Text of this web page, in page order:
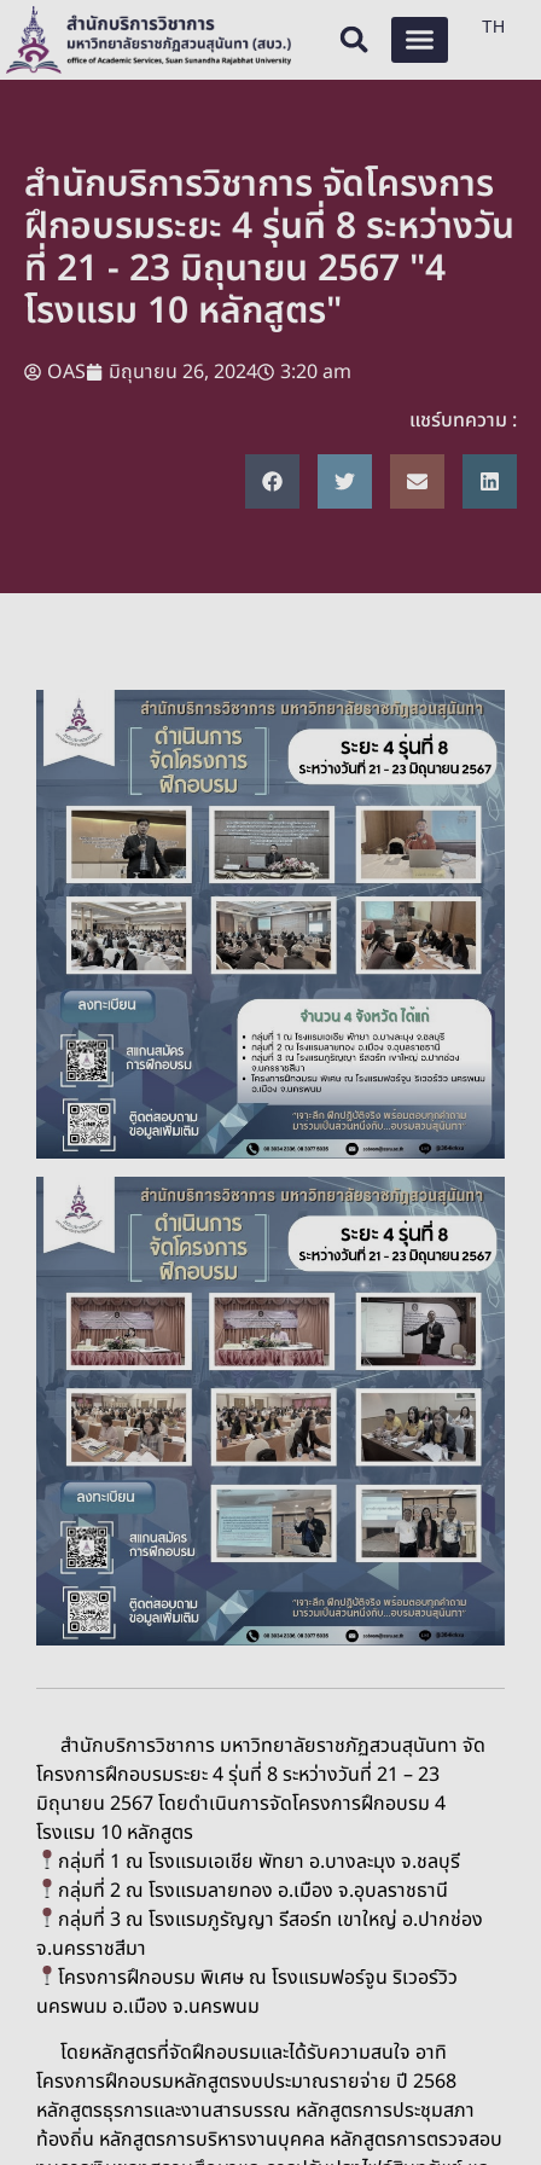
TH
สำนักบริการวิชาการ จัดโครงการ
ฝึกอบรมระยะ 4 รุ่นที่ 8 ระหว่างวัน
ที่ 21 - 23 มิถุนายน 2567 "4
โรงแรม 10 หลักสูตร"
OAS มิถุนายน 26, 2024
3:20 am
แชร์บทความ :
สำนักบริการวิชาการ มหาวิทยาลัยราชภัฏสวนสุนันทา จัด
โครงการฝึกอบรมระยะ 4 รุ่นที่ 8 ระหว่างวันที่ 21 – 23
มิถุนายน 2567 โดยดำเนินการจัดโครงการฝึกอบรม 4
โรงแรม 10 หลักสูตร
กลุ่มที่ 1 ณ โรงแรมเอเชีย พัทยา อ.บางละมุง จ.ชลบุรี
กลุ่มที่ 2 ณ โรงแรมลายทอง อ.เมือง จ.อุบลราชธานี
กลุ่มที่ 3 ณ โรงแรมภูรัญญา รีสอร์ท เขาใหญ่ อ.ปากช่อง
จ.นครราชสีมา
โครงการฝึกอบรม พิเศษ ณ โรงแรมฟอร์จูน ริเวอร์วิว
นครพนม อ.เมือง จ.นครพนม
โดยหลักสูตรที่จัดฝึกอบรมและได้รับความสนใจ อาทิ
โครงการฝึกอบรมหลักสูตรงบประมาณรายจ่าย ปี 2568
หลักสูตรธุรการและงานสารบรรณ หลักสูตรการประชุมสภา
ท้องถิ่น หลักสูตรการบริหารงานบุคคล หลักสูตรการตรวจสอบ